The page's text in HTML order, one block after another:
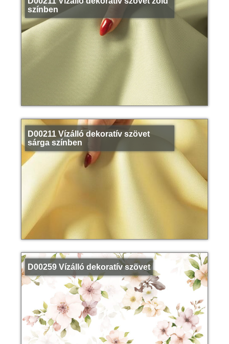
színben
D00211 Vízálló dekoratív szövet
sárga színben
D00259 Vízálló dekoratív szövet